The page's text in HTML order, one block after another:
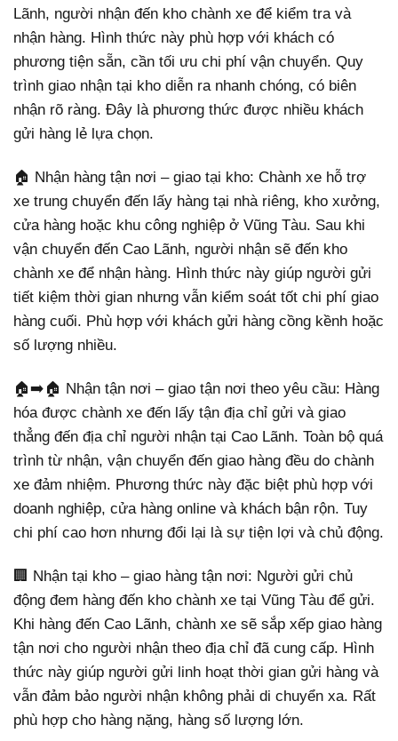
Lãnh, người nhận đến kho chành xe để kiểm tra và
nhận hàng. Hình thức này phù hợp với khách có
phương tiện sẵn, cần tối ưu chi phí vận chuyển. Quy
trình giao nhận tại kho diễn ra nhanh chóng, có biên
nhận rõ ràng. Đây là phương thức được nhiều khách
gửi hàng lẻ lựa chọn.
🏠 Nhận hàng tận nơi – giao tại kho: Chành xe hỗ trợ
xe trung chuyển đến lấy hàng tại nhà riêng, kho xưởng,
cửa hàng hoặc khu công nghiệp ở Vũng Tàu. Sau khi
vận chuyển đến Cao Lãnh, người nhận sẽ đến kho
chành xe để nhận hàng. Hình thức này giúp người gửi
tiết kiệm thời gian nhưng vẫn kiểm soát tốt chi phí giao
hàng cuối. Phù hợp với khách gửi hàng cồng kềnh hoặc
số lượng nhiều.
🏠➡️🏠 Nhận tận nơi – giao tận nơi theo yêu cầu: Hàng
hóa được chành xe đến lấy tận địa chỉ gửi và giao
thẳng đến địa chỉ người nhận tại Cao Lãnh. Toàn bộ quá
trình từ nhận, vận chuyển đến giao hàng đều do chành
xe đảm nhiệm. Phương thức này đặc biệt phù hợp với
doanh nghiệp, cửa hàng online và khách bận rộn. Tuy
chi phí cao hơn nhưng đổi lại là sự tiện lợi và chủ động.
🏢 Nhận tại kho – giao hàng tận nơi: Người gửi chủ
động đem hàng đến kho chành xe tại Vũng Tàu để gửi.
Khi hàng đến Cao Lãnh, chành xe sẽ sắp xếp giao hàng
tận nơi cho người nhận theo địa chỉ đã cung cấp. Hình
thức này giúp người gửi linh hoạt thời gian gửi hàng và
vẫn đảm bảo người nhận không phải di chuyển xa. Rất
phù hợp cho hàng nặng, hàng số lượng lớn.